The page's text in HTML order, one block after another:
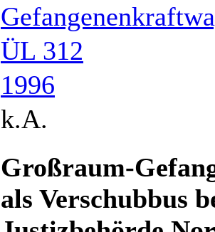
ÜL 312
1996
k.A.
Großraum-
als Verschubbus